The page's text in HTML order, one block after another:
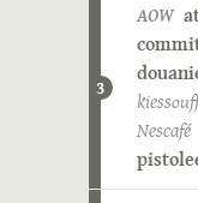
3
AOW
Nescafé